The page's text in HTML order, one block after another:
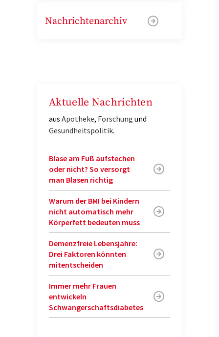
Nachrichtenarchiv
Aktuelle Nachrichten
aus Apotheke, Forschung und
Gesundheitspolitik.
Blase am Fuß aufstechen
oder nicht? So versorgt
man Blasen richtig
Warum der BMI bei Kindern
nicht automatisch mehr
Körperfett bedeuten muss
Demenzfreie Lebensjahre:
Drei Faktoren könnten
mitentscheiden
Immer mehr Frauen
entwickeln
Schwangerschaftsdiabetes